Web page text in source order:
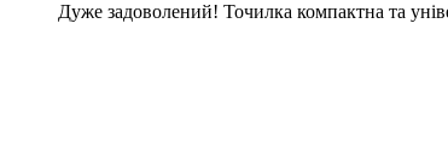
Дуже задоволений! Точилка компактна та